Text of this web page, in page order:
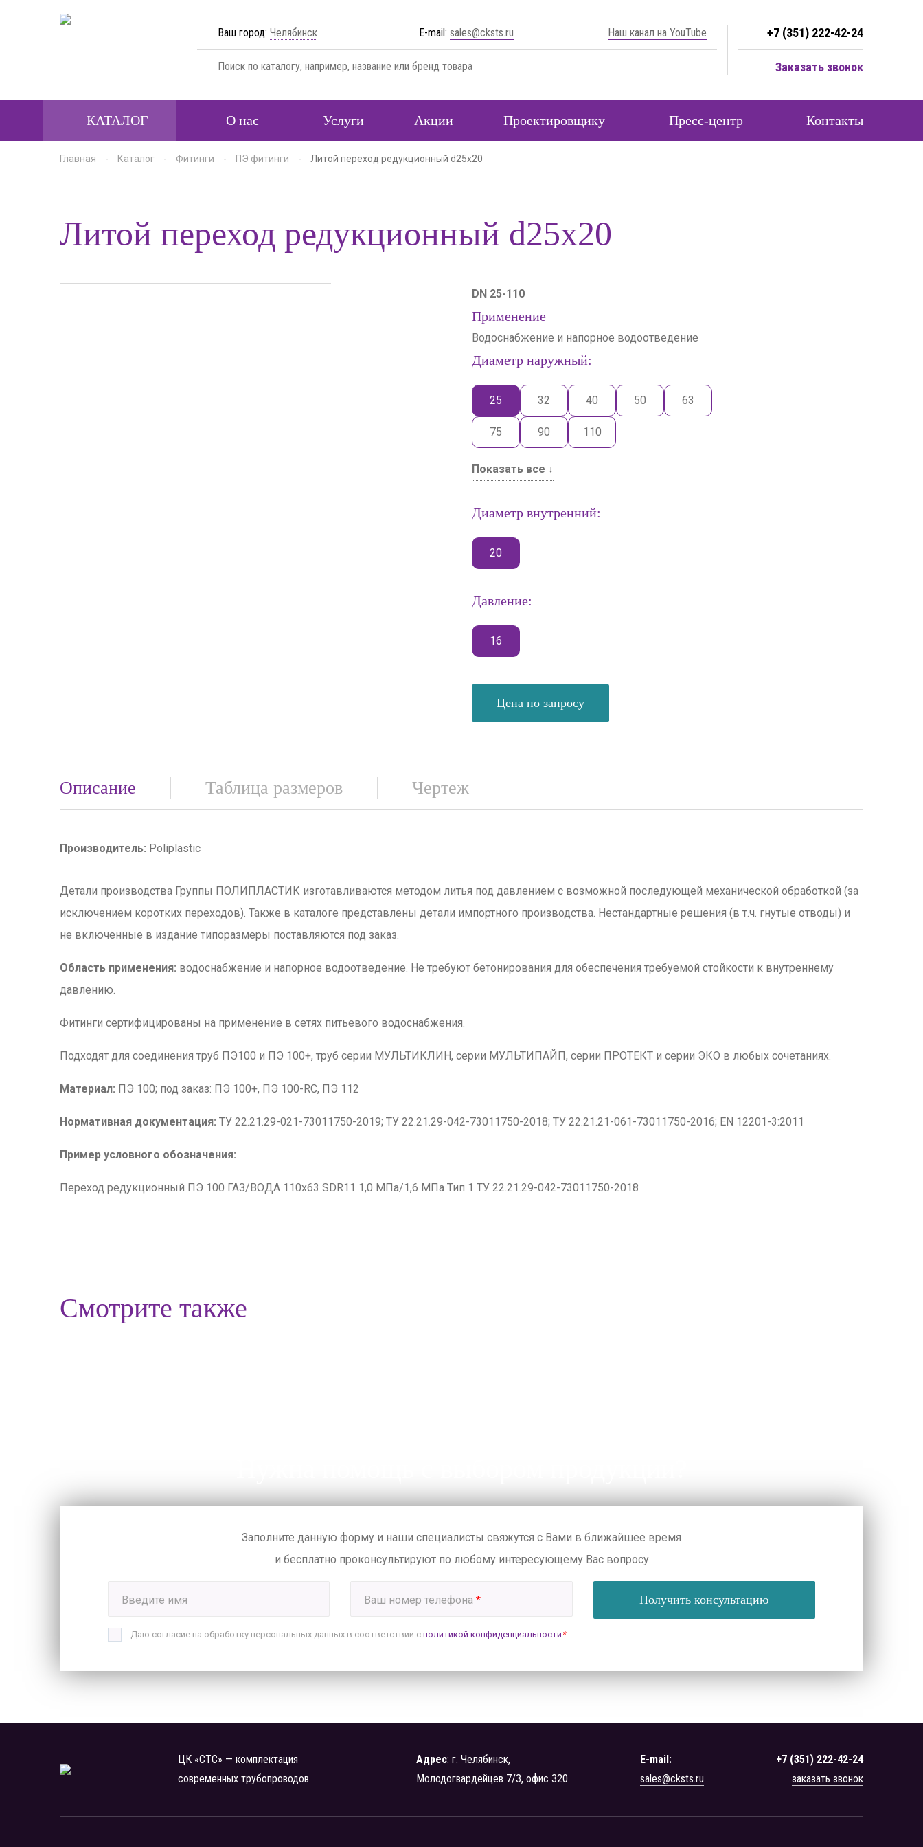
Ваш город: Челябинск E-mail: sales@cksts.ru Наш канал на YouTube +7 (351) 222-42-24
Заказать звонок
КАТАЛОГ О нас Услуги Акции Проектировщику Пресс-центр Контакты
Главная - Каталог - Фитинги - ПЭ фитинги - Литой переход редукционный d25x20
Литой переход редукционный d25x20
DN 25-110
Применение
Водоснабжение и напорное водоотведение
Диаметр наружный:
25 32 40 50 63
75 90 110
Показать все ↓
Диаметр внутренний:
20
Давление:
16
Цена по запросу
Описание Таблица размеров Чертеж
Производитель: Poliplastic
Детали производства Группы ПОЛИПЛАСТИК изготавливаются методом литья под давлением с возможной последующей механической обработкой (за
исключением коротких переходов). Также в каталоге представлены детали импортного производства. Нестандартные решения (в т.ч. гнутые отводы) и
не включенные в издание типоразмеры поставляются под заказ.
Область применения: водоснабжение и напорное водоотведение. Не требуют бетонирования для обеспечения требуемой стойкости к внутреннему
давлению.
Фитинги сертифицированы на применение в сетях питьевого водоснабжения.
Подходят для соединения труб ПЭ100 и ПЭ 100+, труб серии МУЛЬТИКЛИН, серии МУЛЬТИПАЙП, серии ПРОТЕКТ и серии ЭКО в любых сочетаниях.
Материал: ПЭ 100; под заказ: ПЭ 100+, ПЭ 100-RC, ПЭ 112
Нормативная документация: ТУ 22.21.29-021-73011750-2019; ТУ 22.21.29-042-73011750-2018; ТУ 22.21.21-061-73011750-2016; EN 12201-3:2011
Пример условного обозначения:
Переход редукционный ПЭ 100 ГАЗ/ВОДА 110x63 SDR11 1,0 МПа/1,6 МПа Тип 1 ТУ 22.21.29-042-73011750-2018
Смотрите также
Заполните данную форму и наши специалисты свяжутся с Вами в ближайшее время
и бесплатно проконсультируют по любому интересующему Вас вопросу
Введите имя Ваш номер телефона* Получить консультацию
Даю согласие на обработку персональных данных в соответствии с политикой конфиденциальности *
ЦК «СТС» — комплектация
современных трубопроводов
Адрес: г. Челябинск,
Молодогвардейцев 7/3, офис 320
E-mail:
sales@cksts.ru
+7 (351) 222-42-24
заказать звонок